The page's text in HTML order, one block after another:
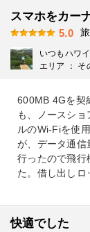
スマホをカー
5.0
いつもハワ
エリア ： そ
600MB 4Gを契
も、ノースシ
ルのWi-Fiを使
が、データ通信
行ったので飛行
た。借し出しロ
快適でした